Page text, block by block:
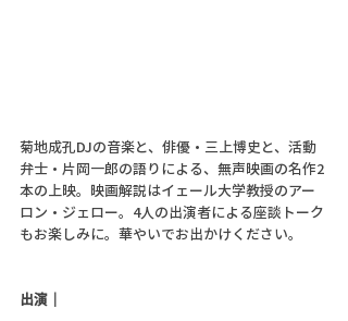
菊地成孔DJの音楽と、俳優・三上博史と、活動
弁士・片岡一郎の語りによる、無声映画の名作2
本の上映。映画解説はイェール大学教授のアー
ロン・ジェロー。4人の出演者による座談トーク
もお楽しみに。華やいでお出かけください。
出演｜